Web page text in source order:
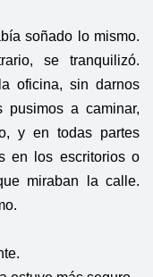
soñado lo mismo.
se tranquilizó.
oficina, sin darnos
pusimos a caminar,
y en todas partes
en los escritorios o
miraban la calle.